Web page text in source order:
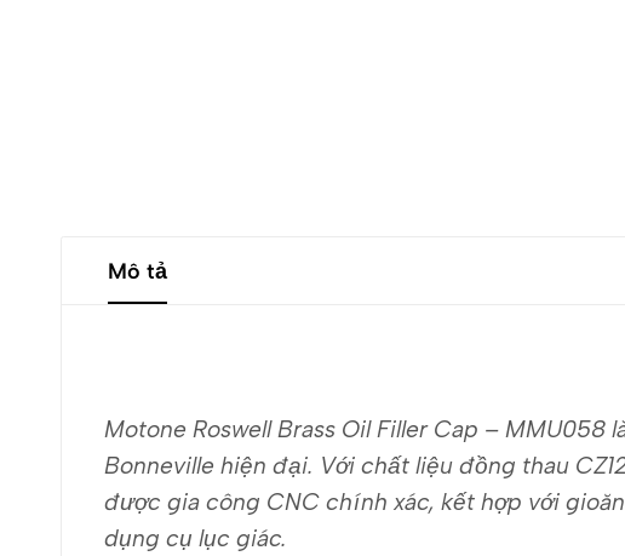
Mô tả
Motone Roswell Brass Oil Filler Cap –
Bonneville hiện đại. Với chất liệu đồng thau
được gia công CNC chính xác, kết hợp với
dụng cụ lục giác.